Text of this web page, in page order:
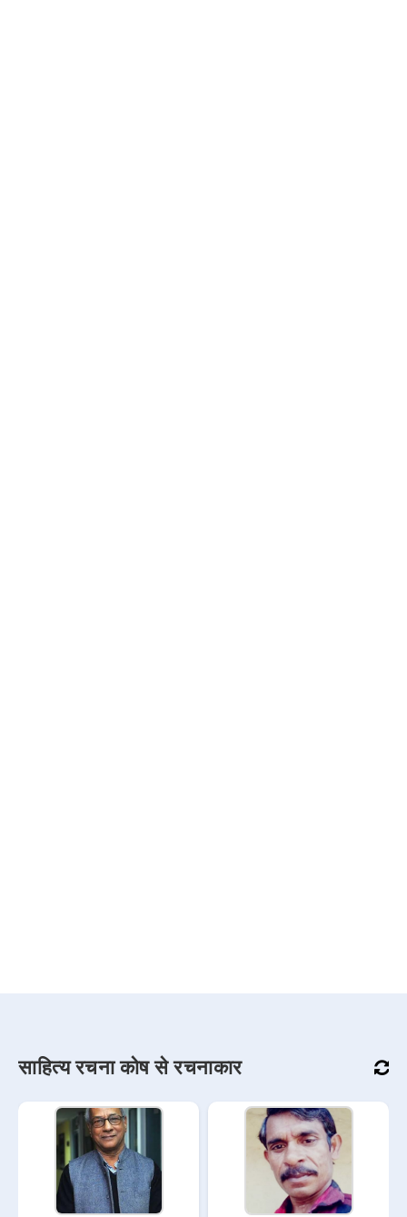
साहित्य रचना कोष से रचनाकार